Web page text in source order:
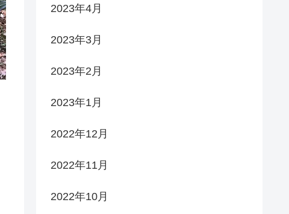
2023年4月
2023年3月
2023年2月
2023年1月
2022年12月
2022年11月
2022年10月